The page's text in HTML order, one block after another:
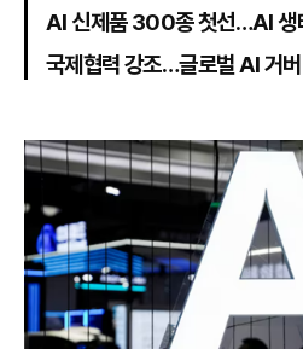
AI 신제품 300종 첫선…AI 생
국제협력 강조…글로벌 AI 거